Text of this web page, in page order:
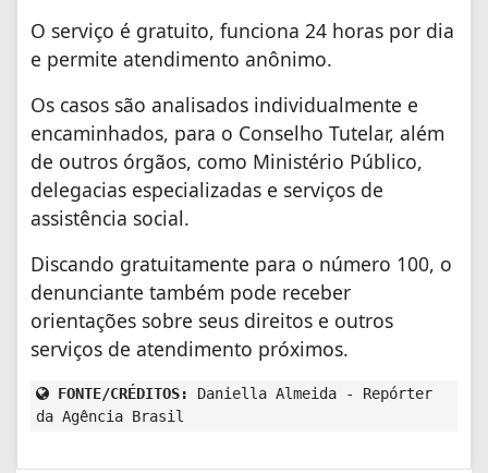
O serviço é gratuito, funciona 24 horas por dia
e permite atendimento anônimo.
Os casos são analisados individualmente e
encaminhados, para o Conselho Tutelar, além
de outros órgãos, como Ministério Público,
delegacias especializadas e serviços de
assistência social.
Discando gratuitamente para o número 100, o
denunciante também pode receber
orientações sobre seus direitos e outros
serviços de atendimento próximos.
FONTE/CRÉDITOS:
Daniella Almeida - Repórter
da Agência Brasil